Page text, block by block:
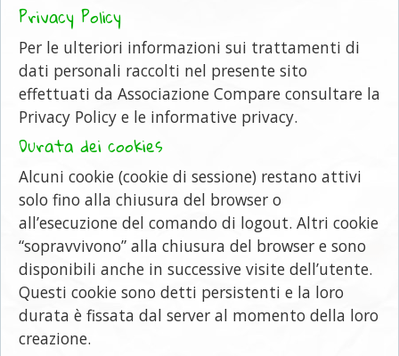
Privacy Policy
Per le ulteriori informazioni sui trattamenti di
dati personali raccolti nel presente sito
effettuati da Associazione Compare consultare la
Privacy Policy e le informative privacy.
Durata dei cookies
Alcuni cookie (cookie di sessione) restano attivi
solo fino alla chiusura del browser o
all’esecuzione del comando di logout. Altri cookie
“sopravvivono” alla chiusura del browser e sono
disponibili anche in successive visite dell’utente.
Questi cookie sono detti persistenti e la loro
durata è fissata dal server al momento della loro
creazione.